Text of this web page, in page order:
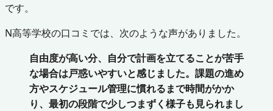
です。
N高等学校の口コミでは、次のような声がありました。
自由度が高い分、自分で計画を立てることが苦手
な場合は戸惑いやすいと感じました。課題の進め
方やスケジュール管理に慣れるまで時間がかか
り、最初の段階で少しつまずく様子も見られまし